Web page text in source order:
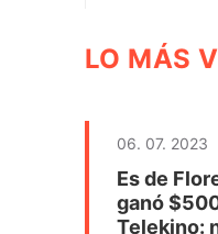
LO MÁS
06. 07. 2023
Es de
ganó
Telekino: